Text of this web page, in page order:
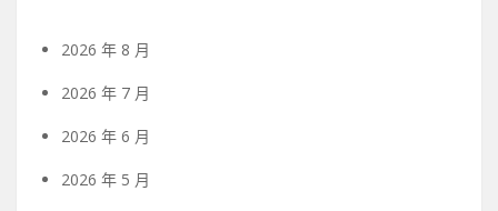
2026 年 8 月
2026 年 7 月
2026 年 6 月
2026 年 5 月